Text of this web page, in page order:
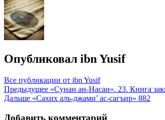
Опубликовал ibn Yusif
Все публикации от ibn Yusif
Навигация
по
Предыдущее «Сунан ан-Насаи». 23. Книга
Дальше «Сахих аль-джами’ ас-сагъир» 882
Добавить комментарий